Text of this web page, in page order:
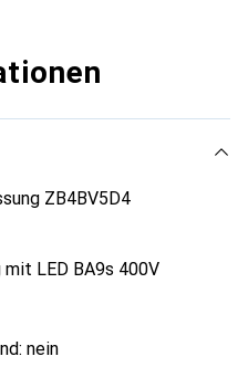
ZB4BV5D4
mit LED BA9s 400V
nein